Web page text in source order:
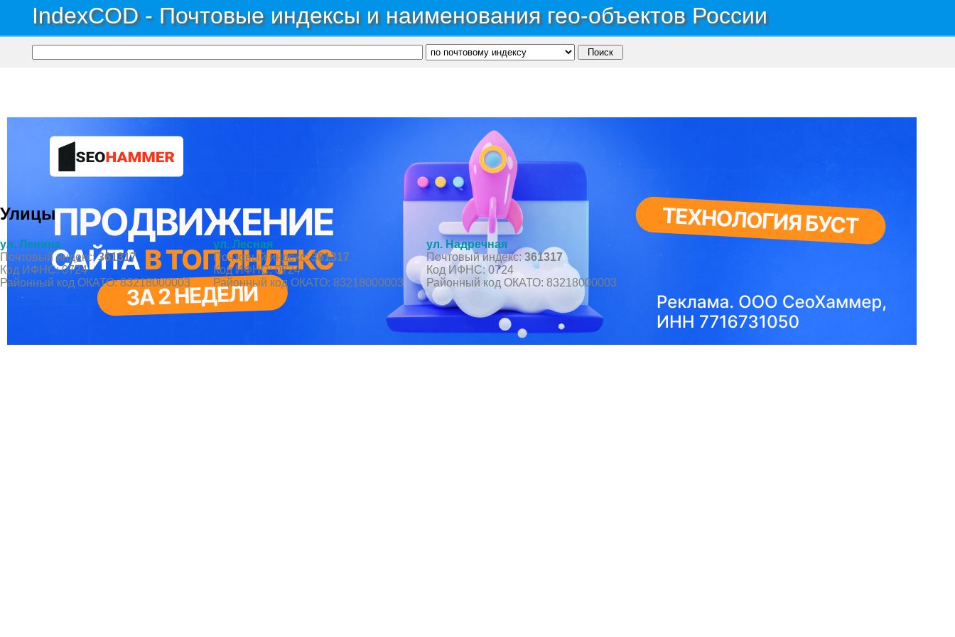
IndexCOD - Почтовые индексы и наименования гео-объектов России
Почтовые индексы России, ОКАТО, коды ИФНС, коды регионов ГИБДД Район Лескенский→
Село Верхний Лескен
Улицы
ул. Ленина
Почтовый индекс:361317
Код ИФНС: 0724
Районный код ОКАТО: 83218000003
ул. Лесная
Почтовый индекс:361317
Код ИФНС: 0724
Районный код ОКАТО: 83218000003
ул. Надречная
Почтовый индекс: 361317
Код ИФНС: 0724
Районный код ОКАТО: 83218000003
Все почтовые индексы России, ОКАТО, коды ИФНС, коды регионов ГИБДД
Вся информация на сайте предоставлена исключительно в ознокомительных целях, некоторые данные могут быть не актуальны...